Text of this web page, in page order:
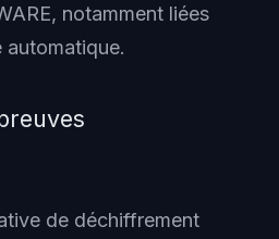
notamment liées
automatique.
de déchiffrement